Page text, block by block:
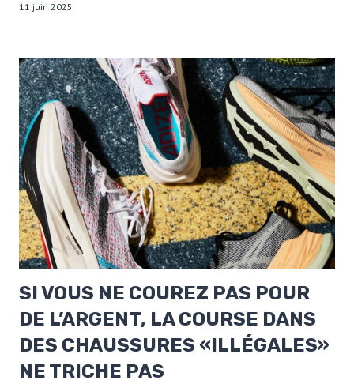
11 juin 2025
SI VOUS NE COUREZ PAS POUR
DE L’ARGENT, LA COURSE DANS
DES CHAUSSURES «ILLÉGALES»
NE TRICHE PAS